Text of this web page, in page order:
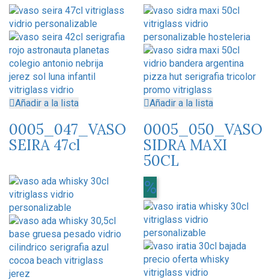
Añadir a la lista
0005_047_VASO
SEIRA 47cl
Añadir a la lista
0005_050_VASO
SIDRA MAXI
50CL
%